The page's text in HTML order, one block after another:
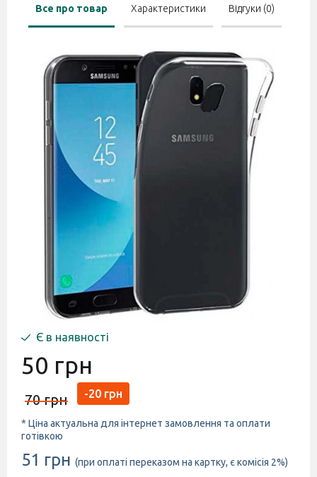
Все про товар Характеристики Відгуки (0)
Є в наявності
50 грн
70 грн -20 грн
* Ціна актуальна для інтернет замовлення та оплати
готівкою
51 грн (при оплаті переказом на картку, є комісія 2%)